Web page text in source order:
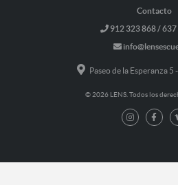
Contacto
912 323 868 / 637
Paseo de la Esperanza
© 2026 LENS. Todos los